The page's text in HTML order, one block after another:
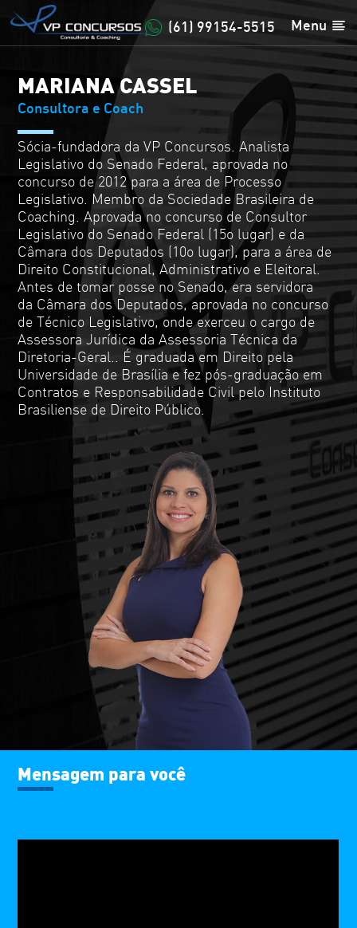
Menu
(61) 99154-5515
MARIANA CASSEL
Consultora e Coach
Sócia-fundadora da VP Concursos. Analista
Legislativo do Senado Federal, aprovada no
concurso de 2012 para a área de Processo
Legislativo. Membro da Sociedade Brasileira de
Coaching. Aprovada no concurso de Consultor
Legislativo do Senado Federal (15o lugar) e da
Câmara dos Deputados (10o lugar), para a área de
Direito Constitucional, Administrativo e Eleitoral.
Antes de tomar posse no Senado, era servidora
da Câmara dos Deputados, aprovada no concurso
de Técnico Legislativo, onde exerceu o cargo de
Assessora Jurídica da Assessoria Técnica da
Diretoria-Geral.. É graduada em Direito pela
Universidade de Brasília e fez pós-graduação em
Contratos e Responsabilidade Civil pelo Instituto
Brasiliense de Direito Público.
Mensagem para você